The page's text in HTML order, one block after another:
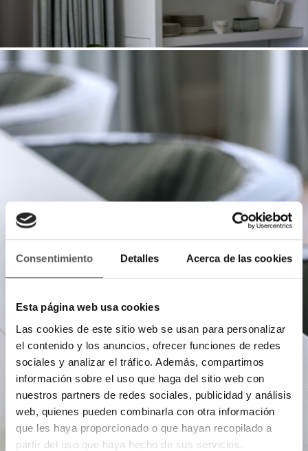
Consentimiento Detalles Acerca de las cookies
Esta página web usa cookies
Las cookies de este sitio web se usan para personalizar
el contenido y los anuncios, ofrecer funciones de redes
sociales y analizar el tráfico. Además, compartimos
información sobre el uso que haga del sitio web con
nuestros partners de redes sociales, publicidad y análisis
web, quienes pueden combinarla con otra información
que les haya proporcionado o que hayan recopilado a
partir del uso que haya hecho de sus servicios.